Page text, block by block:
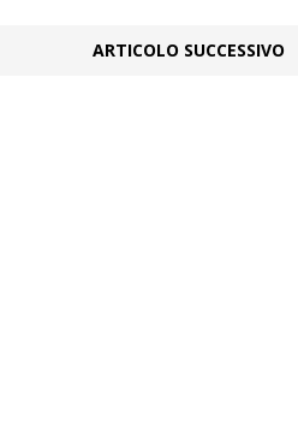
ARTICOLO SUCCESSIVO